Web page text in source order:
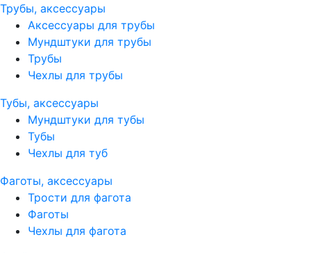
Трубы, аксессуары
Аксессуары для трубы
Мундштуки для трубы
Трубы
Чехлы для трубы
Тубы, аксессуары
Мундштуки для тубы
Тубы
Чехлы для туб
Фаготы, аксессуары
Трости для фагота
Фаготы
Чехлы для фагота